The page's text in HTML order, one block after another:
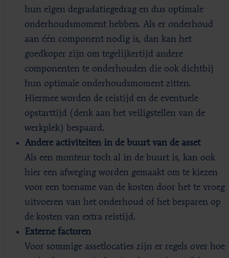
hun eigen degradatiegedrag en dus optimale
onderhoudsmoment hebben. Als er onderhoud
aan één component nodig is, dan kan het
goedkoper zijn om tegelijkertijd andere
componenten te onderhouden die ook dichtbij
hun optimale onderhoudsmoment zitten.
Hiermee worden de reistijd en de eventuele
opstarttijd (denk aan het veiligstellen van de
werkplek) bespaard.
Andere activiteiten in de buurt van de asset
Als een monteur toch al in de buurt is, kan ook
hier een afweging worden gemaakt om te kiezen
voor een toename van de kosten door het te vroeg
uitvoeren van het onderhoud of het besparen op
de kosten van extra reistijd.
Externe factoren
Voor sommige assetlocaties zijn er regels over hoe